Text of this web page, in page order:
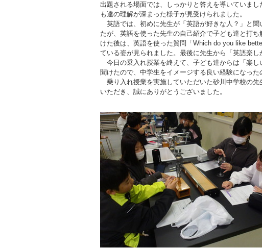
出題される場面では、しっかりと答えを導いていま
も達の理解が深まった様子が見受けられました。
英語では、初めに先生が「英語が好きな人？」と
たが、英語を使った先生の自己紹介で子ども達と打
けた後は、英語を使った質問「Which do you like
ている姿が見られました。最後に先生から「英語楽
今日の乗入れ授業を終えて、子ども達からは「楽
聞けたので、中学生をイメージする良い経験になった
乗り入れ授業を実施していただいた砂川中学校の
いただき、誠にありがとうございました。